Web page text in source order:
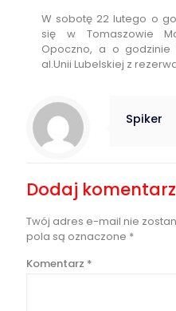
W sobotę 22 lutego o
się w Tomaszowie
Opoczno, a o godzinie
al.Unii Lubelskiej z
Spiker
Dodaj komentarz
Twój adres e-mail nie
pola są oznaczone *
Komentarz *